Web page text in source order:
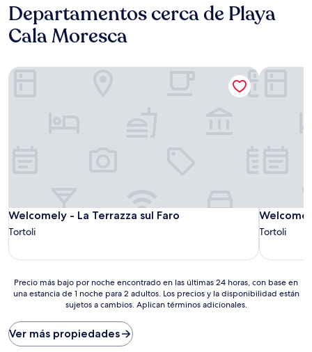
Departamentos cerca de Playa
Cala Moresca
Welcomely - La Terrazza sul Faro
Welcomely - La Terrazza sul Faro
Tortoli
Welcomely - La Terrazza sul Faro
Tortoli
Precio
más
por
noche
encontrado
Precio más bajo por noche encontrado en las últimas 24 horas, con base en
una estancia de 1 noche para 2 adultos. Los precios y la disponibilidad están
sujetos a cambios. Aplican términos adicionales.
Ver más propiedades